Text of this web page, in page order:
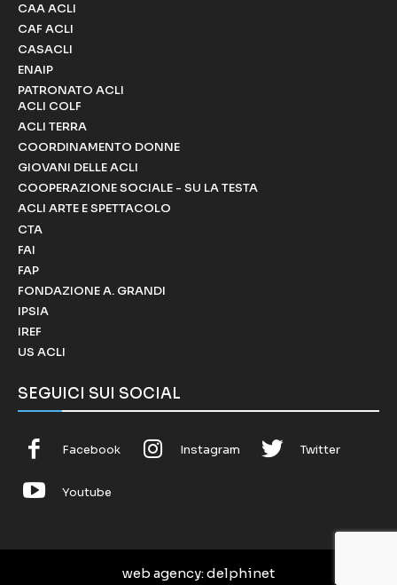
CAA ACLI
CAF ACLI
CASACLI
ENAIP
PATRONATO ACLI
ACLI COLF
ACLI TERRA
COORDINAMENTO DONNE
GIOVANI DELLE ACLI
COOPERAZIONE SOCIALE - SU LA TESTA
ACLI ARTE E SPETTACOLO
CTA
FAI
FAP
FONDAZIONE A. GRANDI
IPSIA
IREF
US ACLI
SEGUICI SUI SOCIAL
Facebook Instagram Twitter
Youtube
web agency: delphinet